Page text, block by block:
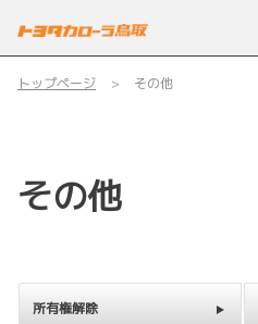
トップページ その他
その他
所有権解除